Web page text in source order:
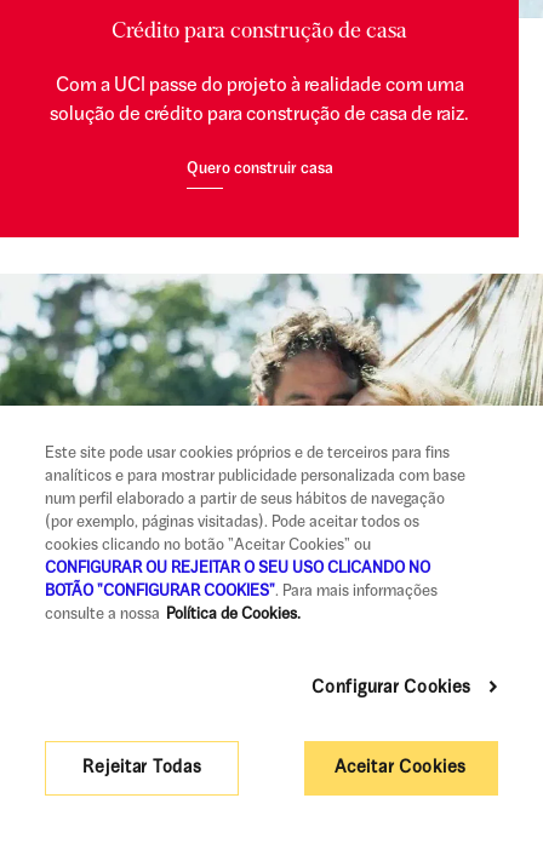
Crédito para construção de casa
Com a UCI passe do projeto à realidade com uma
solução de crédito para construção de casa de raiz.
Quero construir casa
Crédito para Não Residentes
em Portugal. Torne o sonho realidade!
Quero comprar casa em Portugal
Este site pode usar cookies próprios e de terceiros para fins
analíticos e para mostrar publicidade personalizada com base
num perfil elaborado a partir de seus hábitos de navegação
(por exemplo, páginas visitadas). Pode aceitar todos os
cookies clicando no botão "Aceitar Cookies" ou
CONFIGURAR OU REJEITAR O SEU USO CLICANDO NO
BOTÃO "CONFIGURAR COOKIES". Para mais informações
consulte a nossa
Política de Cookies.
Aceitar Cookies
Rejeitar Todas
Configurar Cookies